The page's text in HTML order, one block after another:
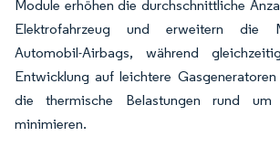
Module erhöhen die durchschnittliche
Elektrofahrzeug und erweitern die
Automobil-Airbags, während
Entwicklung auf leichtere
die thermische Belastungen rund um
minimieren.